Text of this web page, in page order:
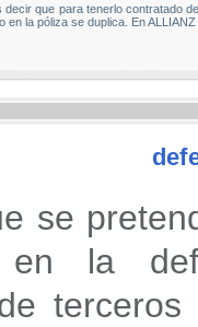
que para tenerlo contratado
en la póliza se duplica. En
se
en la